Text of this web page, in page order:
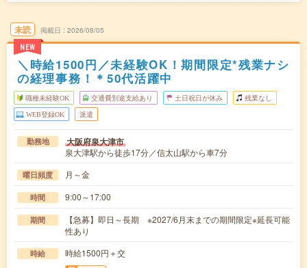
未読
NEW
掲載日 2026/08/05
＼時給1500円／未経験OK！期間限定*残業ナシ
の経理事務！＊50代活躍中
職種未経験OK 交通費別途支給あり 土日祝日が休み 残業なし
WEB登録OK 派遣
勤務地 大阪府泉大津市
泉大津駅から徒歩17分／信太山駅から車7分
曜日頻度 月～金
時間 9:00～17:00
期間
【急募】即日～長期 ※2027/6月末までの期間限定※延長可能
性あり
時給 時給1500円＋交